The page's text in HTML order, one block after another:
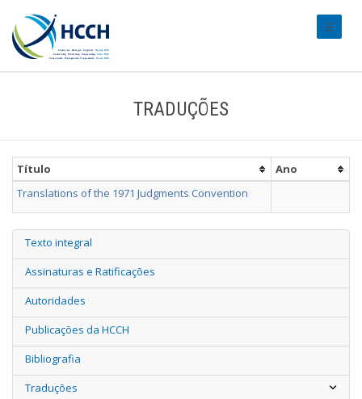
TRADUÇÕES
Título
Ano
Translations of the 1971 Judgments Convention
Texto integral
Assinaturas e Ratificações
Autoridades
Publicações da HCCH
Bibliografia
Traduções